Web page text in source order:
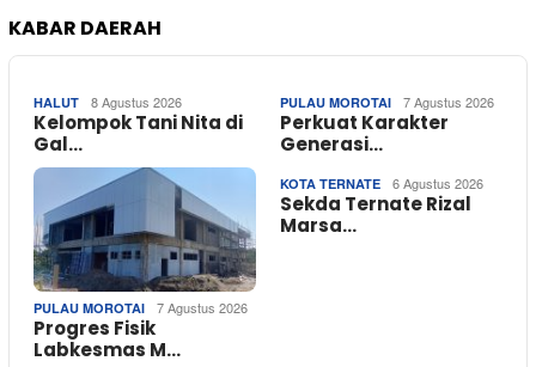
KABAR DAERAH
HALUT 8 Agustus 2026
Kelompok Tani Nita di
Gal…
PULAU MOROTAI 7 Agustus 2026
Perkuat Karakter
Generasi…
PULAU MOROTAI 7 Agustus 2026
Progres Fisik
Labkesmas M…
KOTA TERNATE 6 Agustus 2026
Sekda Ternate Rizal
Marsa…